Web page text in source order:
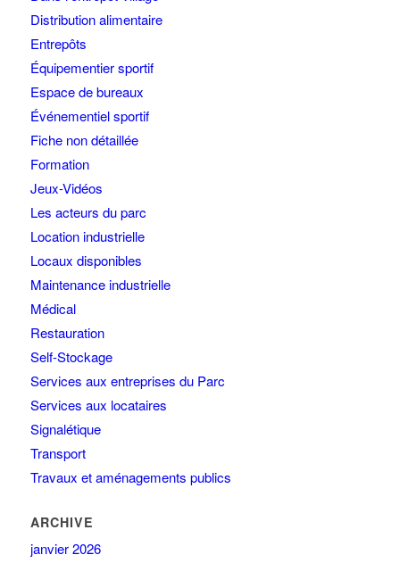
Distribution alimentaire
Entrepôts
Équipementier sportif
Espace de bureaux
Événementiel sportif
Fiche non détaillée
Formation
Jeux-Vidéos
Les acteurs du parc
Location industrielle
Locaux disponibles
Maintenance industrielle
Médical
Restauration
Self-Stockage
Services aux entreprises du Parc
Services aux locataires
Signalétique
Transport
Travaux et aménagements publics
ARCHIVE
janvier 2026